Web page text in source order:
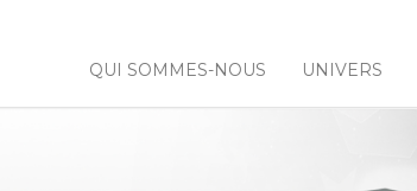
QUI SOMMES-NOUS UNIVERS